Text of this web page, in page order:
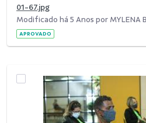
01-67.jpg
APROVADO